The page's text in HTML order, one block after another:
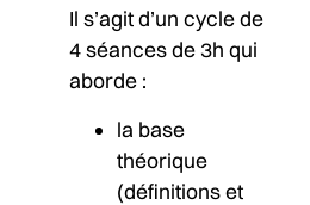
Il s’agit d’un cycle de
4 séances de 3h qui
aborde :
la base
théorique
(définitions et